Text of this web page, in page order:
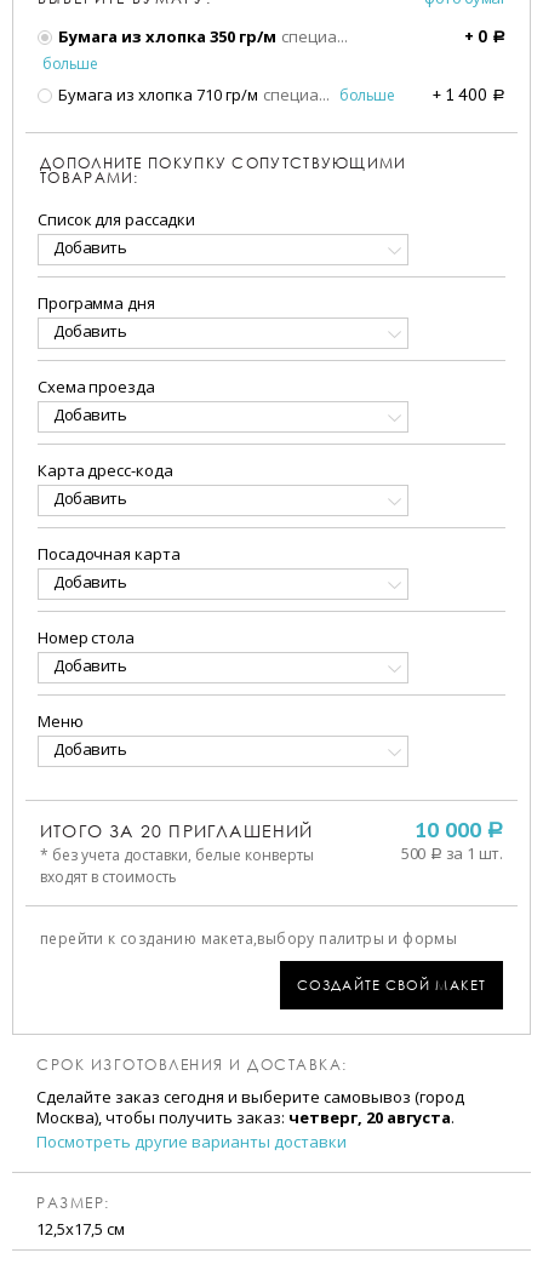
Бумага из хлопка 350 гр/м специа...
больше
+ 0 a
Бумага из хлопка 710 гр/м специа... больше + 1 400 a
ДОПОЛНИТЕ ПОКУПКУ СОПУТСТВУЮЩИМИ
ТОВАРАМИ:
Список для рассадки
Добавить
Программа дня
Добавить
Схема проезда
Добавить
Карта дресс-кода
Добавить
Посадочная карта
Добавить
Номер стола
Добавить
Меню
Добавить
ИТОГО ЗА 20 ПРИГЛАШЕНИЙ
* без учета доставки, белые конверты
входят в стоимость
10 000 a
500 a за 1 шт.
перейти к созданию макета,выбору палитры и формы
СОЗДАЙТЕ СВОЙ МАКЕТ
СРОК ИЗГОТОВЛЕНИЯ И ДОСТАВКА:
Сделайте заказ сегодня и выберите самовывоз (город
Москва), чтобы получить заказ: четверг, 20 августа.
Посмотреть другие варианты доставки
РАЗМЕР:
12,5х17,5 см